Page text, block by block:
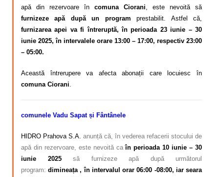
apă din rezervoare în comuna Ciorani , este nevoită să
furnizeze apă după un program prestabilit. Astfel că,
furnizarea apei va fi întreruptă, în perioada 23 iunie – 30
iunie 2025, în intervalele orare 13:00 – 17:00, respectiv 23:00
– 05:00.
Această întrerupere va afecta abonații care locuiesc în
comuna Ciorani
comunele Vadu Sapat și Fântânele
HIDRO Prahova S.A. anunță că, în vederea refacerii stocului de
apă din rezervoare, este nevoită caîn perioada 10 iunie – 30
iunie 2025să furnizeze apă după următorul
program:dimineața , în intervalul orar 06:00 -08:00, iar seara